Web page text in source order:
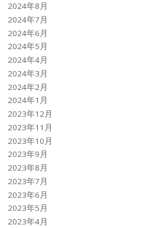
2024年8月
2024年7月
2024年6月
2024年5月
2024年4月
2024年3月
2024年2月
2024年1月
2023年12月
2023年11月
2023年10月
2023年9月
2023年8月
2023年7月
2023年6月
2023年5月
2023年4月